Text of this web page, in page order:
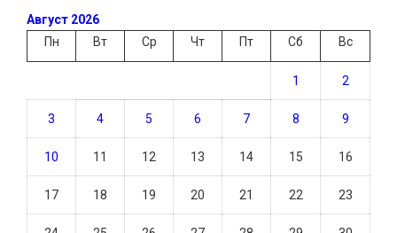
Август 2026
Пн
Вт Ср Чт Пт Сб Вс
1 2
3 4 5 6 7 8 9
10 11 12 13 14 15 16
17 18 19 20 21 22 23